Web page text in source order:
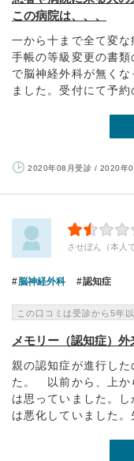
この病院は、、、
一から十まで全て変
手帳の等級変更の書
で脳神経外科が無く
ました。受付にて予
2020年08月受診 / 2020年
させぼん（本人
脳神経外科 認知症
この口コミは受診から5年
メモリー（認知症）
親の認知症が進行し
た。 以前から、上か
は思っていました。
は悪化していました